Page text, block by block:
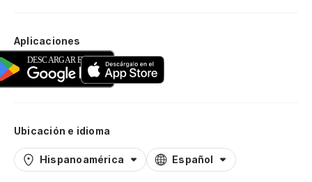
Aplicaciones
Ubicación e idioma
Hispanoamérica Español